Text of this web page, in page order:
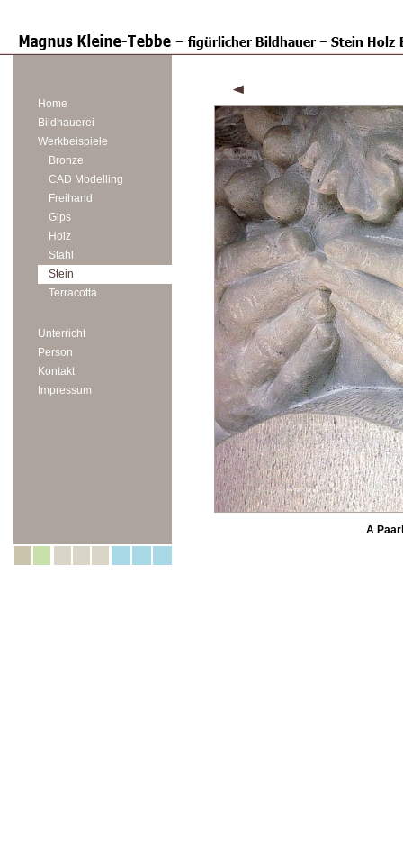
Home
Bildhauerei
Werkbeispiele
Bronze
CAD Modelling
Freihand
Gips
Holz
Stahl
Stein
Terracotta
Unterricht
Person
Kontakt
Impressum
A